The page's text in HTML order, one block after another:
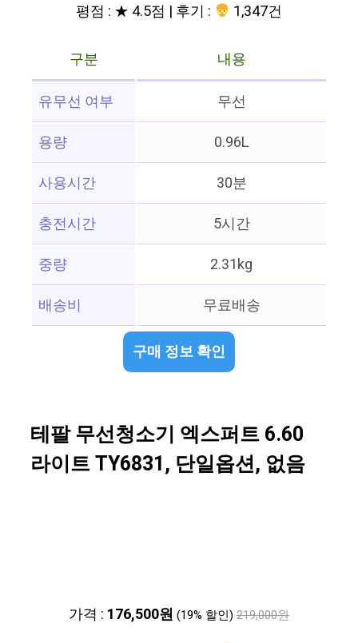
평점 : ★ 4.5점 | 후기 : 1,347건
구분
내용
유무선 여부
무선
용량
0.96L
사용시간
30분
충전시간
5시간
중량
2.31kg
배송비
무료배송
구매 정보 확인
테팔 무선청소기 엑스퍼트 6.60
라이트 TY6831, 단일옵션, 없음
가격 : 176,500원 (19% 할인) 219,000원